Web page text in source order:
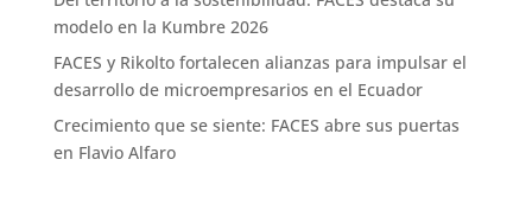
modelo en la Kumbre 2026
FACES y Rikolto fortalecen alianzas para impulsar el
desarrollo de microempresarios en el Ecuador
Crecimiento que se siente: FACES abre sus puertas
en Flavio Alfaro